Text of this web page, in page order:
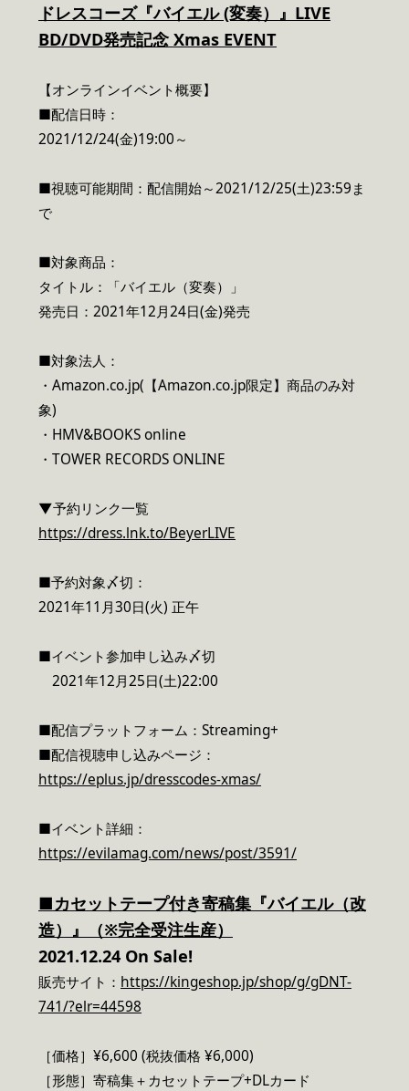
ドレスコーズ『バイエル (変奏）』LIVE
BD/DVD発売記念 Xmas EVENT
【オンラインイベント概要】
■配信日時：
2021/12/24(金)19:00～
■視聴可能期間：配信開始～2021/12/25(土)23:59ま
で
■対象商品：
タイトル：「バイエル（変奏）」
発売日：2021年12月24日(金)発売
■対象法人：
・Amazon.co.jp(【Amazon.co.jp限定】商品のみ対
象)
・HMV&BOOKS online
・TOWER RECORDS ONLINE
▼予約リンク一覧
https://dress.lnk.to/BeyerLIVE
■予約対象〆切：
2021年11月30日(火) 正午
■イベント参加申し込み〆切
2021年12月25日(土)22:00
■配信プラットフォーム：Streaming+
■配信視聴申し込みページ：
https://eplus.jp/dresscodes-xmas/
■イベント詳細：
https://evilamag.com/news/post/3591/
■カセットテープ付き寄稿集『バイエル（改
造）』（※完全受注生産）
2021.12.24 On Sale!
販売サイト： https://kingeshop.jp/shop/g/gDNT-
741/?elr=44598
［価格］¥6,600 (税抜価格 ¥6,000)
［形態］寄稿集＋カセットテープ+DLカード